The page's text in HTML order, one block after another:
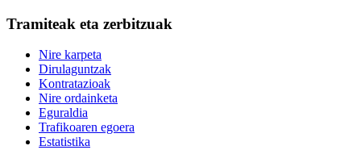
Tramiteak eta zerbitzuak
Nire karpeta
Dirulaguntzak
Kontratazioak
Nire ordainketa
Eguraldia
Trafikoaren egoera
Estatistika